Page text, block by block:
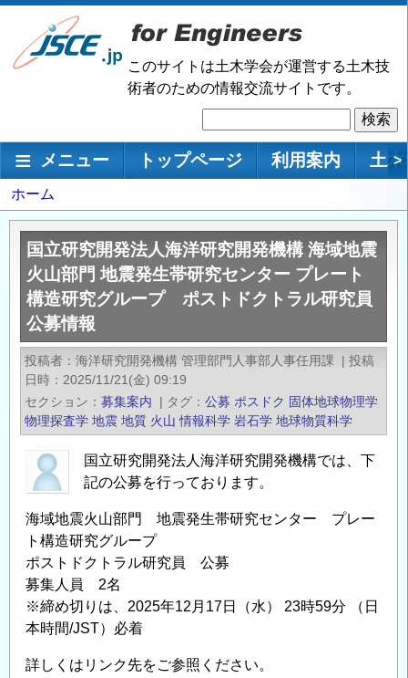
メ
ン
移
このサイトは土木学会が運営する土木技
術者のための情報交流サイトです。
索
メインナビゲーション
メニュー トップページ 利用案内 土 >
パ
ン
く
ホーム
国立研究開発法人海洋研究開発機構 海域地震
火山部門 地震発生帯研究センター プレート
構造研究グループ ポストドクトラル研究員
公募情報
投稿者 海洋研究開発機構 管理部門人事部人事任用課 | 投稿
日時
2025/11/21(金) 09:19
セクション
募集案内 | タグ 公募 ポスドク 固体地球物理学
物理探査学 地震 地質 火山 情報科学 岩石学 地球物質科学
国立研究開発法人海洋研究開発機構では、下
記の公募を行っております。
海域地震火山部門 地震発生帯研究センター プレー
ト構造研究グループ
ポストドクトラル研究員 公募
募集人員 2名
※締め切りは、2025年12月17日（水） 23時59分 （日
本時間/JST）必着
詳しくはリンク先をご参照ください。